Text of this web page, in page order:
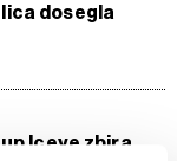
dosegla
Iceye zbira